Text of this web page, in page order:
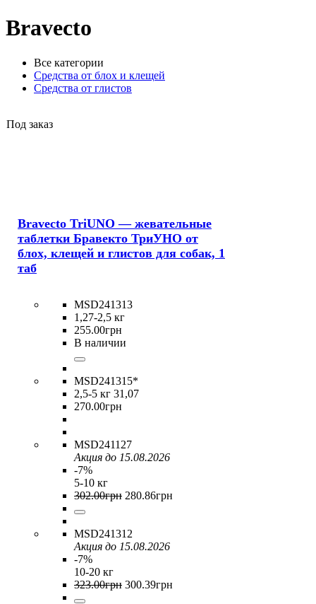
Bravecto
Все категории
Средства от блох и клещей
Средства от глистов
Bravecto TriUNO — жевательные
таблетки Бравекто ТриУНО от
блох, клещей и глистов для собак, 1
таб
Под заказ
MSD241313
1,27-2,5 кг
255.00грн
В наличии
MSD241315*
2,5-5 кг 31,07
270.00грн
MSD241127
Акция до 15.08.2026
-7%
5-10 кг
302.00грн 280.86грн
MSD241312
Акция до 15.08.2026
-7%
10-20 кг
323.00грн 300.39грн